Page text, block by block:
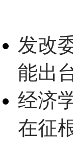
发改
能出
经济
在征